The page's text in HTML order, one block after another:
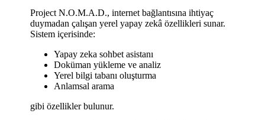
Project N.O.M.A.D., internet bağlantısına ihtiyaç
duymadan çalışan yerel yapay zekâ özellikleri sunar.
Sistem içerisinde:
Yapay zeka sohbet asistanı
Doküman yükleme ve analiz
Yerel bilgi tabanı oluşturma
Anlamsal arama
gibi özellikler bulunur.